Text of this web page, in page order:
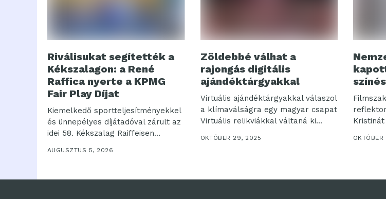
Riválisukat segítették a
Kékszalagon: a René
Raffica nyerte a KPMG
Fair Play Díjat
Kiemelkedő sportteljesítményekkel
és ünnepélyes díjátadóval zárult az
idei 58. Kékszalag Raiffeisen
AUGUSZTUS 5, 2026
Zöldebbé válhat a
rajongás digitális
ajándéktárgyakkal
Virtuális ajándéktárgyakkal válaszol
a klímaválságra egy magyar csapat
Virtuális relikviákkal váltaná ki...
OKTÓBER 29, 2025